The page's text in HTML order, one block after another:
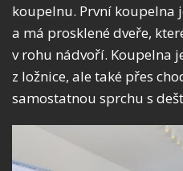
koupelnu. První koupelna
a má prosklené dveře,
v rohu nádvoří. Koupelna
z ložnice, ale také přes
samostatnou sprchu s